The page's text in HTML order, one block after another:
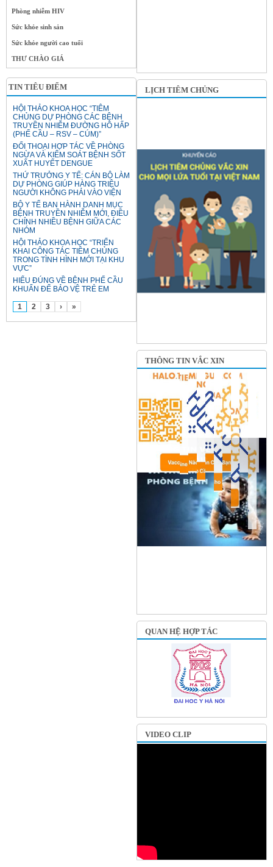
Phòng nhiễm HIV
Sức khỏe sinh sản
Sức khỏe người cao tuổi
THƯ CHÀO GIÁ
TIN TIÊU ĐIỂM
HỘI THẢO KHOA HỌC “TIÊM
CHỦNG DỰ PHÒNG CÁC BỆNH
TRUYỀN NHIỄM ĐƯỜNG HÔ HẤP
(PHẾ CẦU – RSV – CÚM)”
ĐỐI THOẠI HỢP TÁC VỀ PHÒNG
NGỪA VÀ KIỂM SOÁT BỆNH SỐT
XUẤT HUYẾT DENGUE
THỨ TRƯỞNG Y TẾ: CÁN BỘ LÀM
DỰ PHÒNG GIÚP HÀNG TRIỆU
NGƯỜI KHÔNG PHẢI VÀO VIỆN
BỘ Y TẾ BAN HÀNH DANH MỤC
BỆNH TRUYỀN NHIỄM MỚI, ĐIỀU
CHỈNH NHIỀU BỆNH GIỮA CÁC
NHÓM
HỘI THẢO KHOA HỌC “TRIỂN
KHAI CÔNG TÁC TIÊM CHỦNG
TRONG TÌNH HÌNH MỚI TẠI KHU
VỰC”
HIỂU ĐÚNG VỀ BỆNH PHẾ CẦU
KHUẨN ĐỂ BẢO VỆ TRẺ EM
1 2 3 › »
LỊCH TIÊM CHỦNG
THÔNG TIN VẮC XIN
QUAN HỆ HỢP TÁC
VIDEO CLIP